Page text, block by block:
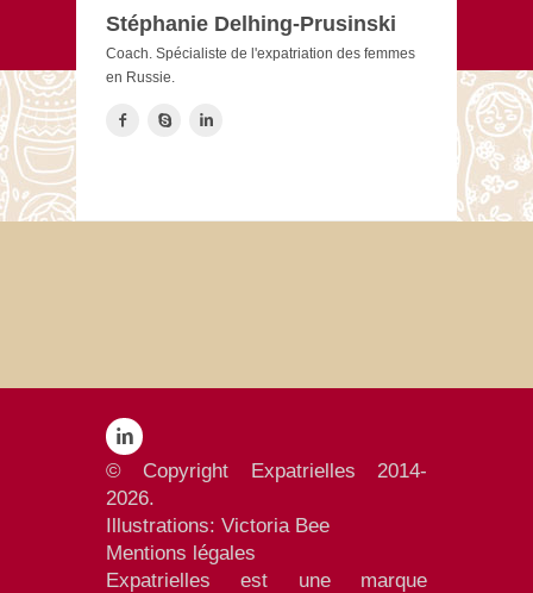
Stéphanie Delhing-Prusinski
Coach. Spécialiste de l'expatriation des femmes
en Russie.
© Copyright Expatrielles 2014-
2026.
Illustrations: Victoria Bee
Mentions légales
Expatrielles est une marque